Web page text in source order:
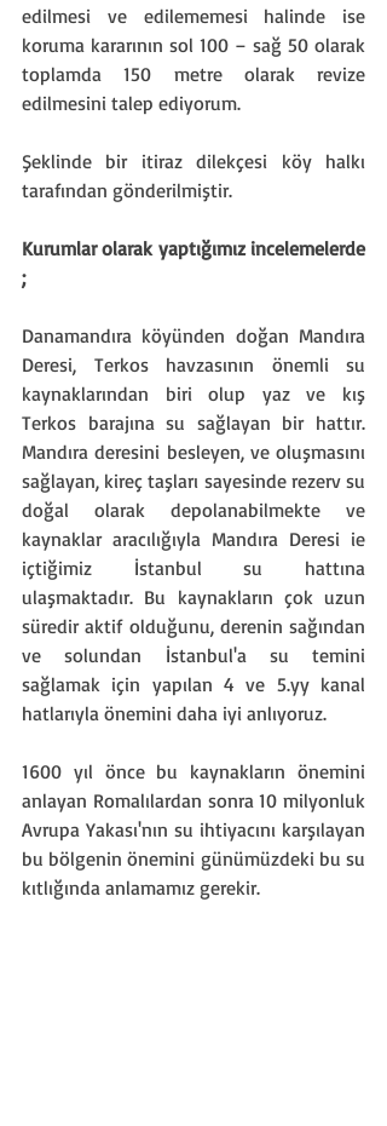
edilmesi ve edilememesi halinde ise
koruma kararının sol 100 – sağ 50 olarak
toplamda 150 metre olarak revize
edilmesini talep ediyorum.
Şeklinde bir itiraz dilekçesi köy halkı
tarafından gönderilmiştir.
Kurumlar olarak yaptığımız incelemelerde
;
Danamandıra köyünden doğan Mandıra
Deresi, Terkos havzasının önemli su
kaynaklarından biri olup yaz ve kış
Terkos barajına su sağlayan bir hattır.
Mandıra deresini besleyen, ve oluşmasını
sağlayan, kireç taşları sayesinde rezerv su
doğal olarak depolanabilmekte ve
kaynaklar aracılığıyla Mandıra Deresi ie
içtiğimiz İstanbul su hattına
ulaşmaktadır. Bu kaynakların çok uzun
süredir aktif olduğunu, derenin sağından
ve solundan İstanbul'a su temini
sağlamak için yapılan 4 ve 5.yy kanal
hatlarıyla önemini daha iyi anlıyoruz.
1600 yıl önce bu kaynakların önemini
anlayan Romalılardan sonra 10 milyonluk
Avrupa Yakası'nın su ihtiyacını karşılayan
bu bölgenin önemini günümüzdeki bu su
kıtlığında anlamamız gerekir.